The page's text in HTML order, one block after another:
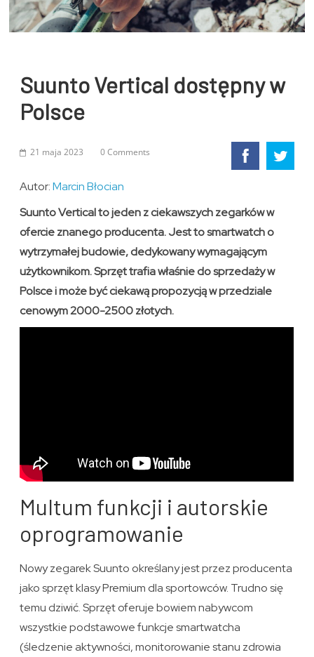
Suunto Vertical dostępny w
Polsce
21 maja 2023 0 Comments
Autor:Marcin Błocian
Suunto Vertical to jeden z ciekawszych zegarków w
ofercie znanego producenta. Jest to smartwatch o
wytrzymałej budowie, dedykowany wymagającym
użytkownikom. Sprzęt trafia właśnie do sprzedaży w
Polsce i może być ciekawą propozycją w przedziale
cenowym 2000-2500 złotych.
Multum funkcji i autorskie
oprogramowanie
Nowy zegarek Suunto określany jest przez producenta
jako sprzęt klasy Premium dla sportowców. Trudno się
temu dziwić. Sprzęt oferuje bowiem nabywcom
wszystkie podstawowe funkcje smartwatcha
(śledzenie aktywności, monitorowanie stanu zdrowia